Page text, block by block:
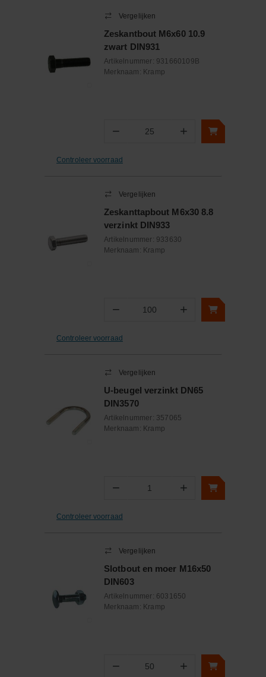
Vergelijken
Zeskantbout M6x60 10.9
zwart DIN931
Artikelnummer: 931660109B
Merknaam: Kramp
− Aantal +
Controleer voorraad
Vergelijken
Zeskanttapbout M6x30 8.8
verzinkt DIN933
Artikelnummer: 933630
Merknaam: Kramp
− Aantal +
Controleer voorraad
Vergelijken
U-beugel verzinkt DN65
DIN3570
Artikelnummer: 357065
Merknaam: Kramp
− Aantal +
Controleer voorraad
Vergelijken
Slotbout en moer M16x50
DIN603
Artikelnummer: 6031650
Merknaam: Kramp
− Aantal +